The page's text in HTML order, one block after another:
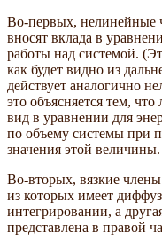
Во-первых, нелинейные
вносят вклада в
работы над системой.
как будет видно из
действует аналогично
это объясняется тем,
вид в уравнении для
по объему системы при
значения этой величины.
Во-вторых, вязкие
из которых имеет
интегрировании, а
представлена в правой